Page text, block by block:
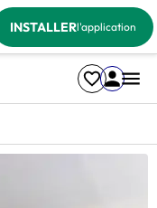
INSTALLERl'application